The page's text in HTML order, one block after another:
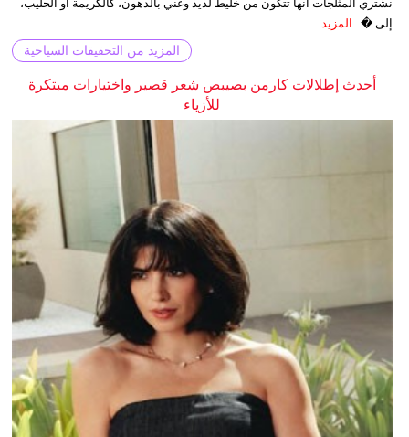
نشتري المثلجات أنها تتكون من خليط لذيذ وغني بالدهون، كالكريمة أو الحليب،
إلى �... المزيد
المزيد من التحقيقات السياحية
أحدث إطلالات كارمن بصيبص شعر قصير واختيارات مبتكرة
للأزياء